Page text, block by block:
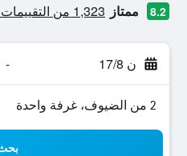
8.2 ممتاز 1,323 من التقييمات تم التحقق منها
ن 17/8 -
2 من الضيوف، غرفة واحدة